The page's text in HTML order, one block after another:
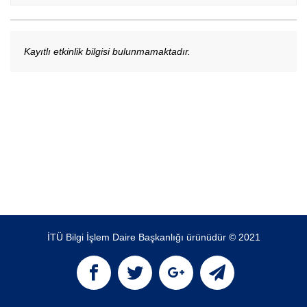
Kayıtlı etkinlik bilgisi bulunmamaktadır.
İTÜ Bilgi İşlem Daire Başkanlığı ürünüdür © 2021